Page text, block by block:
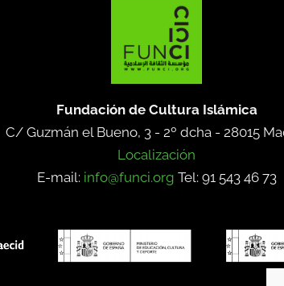
Fundación de Cultura Islámica
C/ Guzmán el Bueno, 3 - 2º dcha - 28015
Localización
E-mail: info@funci.org Tel: 91 543 46 73